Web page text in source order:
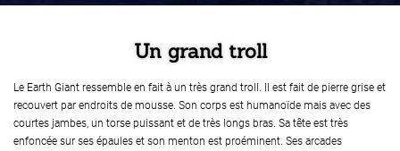
Un grand troll
Le Earth Giant ressemble en fait à un très grand troll. Il est fait de pierre grise et
recouvert par endroits de mousse. Son corps est humanoïde mais avec des
courtes jambes, un torse puissant et de très longs bras. Sa tête est très
enfoncée sur ses épaules et son menton est proéminent. Ses arcades